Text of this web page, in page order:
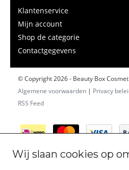
Klantenservice
Mijn account
Shop de categorie
Contactgegevens
© Copyright 2026 - Beauty Box
Algemene voorwaarden | Privacy
RSS Feed
Wij slaan cookies op